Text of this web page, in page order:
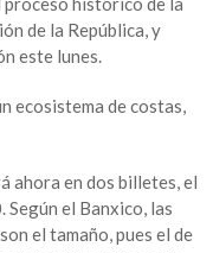
de la República, y
este lunes.
ecosistema de costas,
ahora en dos billetes, el
Según el Banxico, las
el tamaño, pues el de